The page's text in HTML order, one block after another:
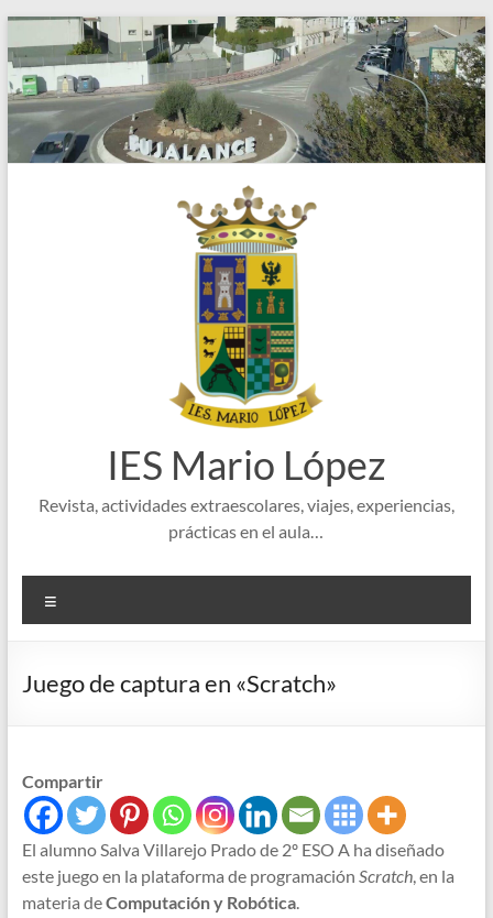
Saltar
al
contenido
IES Mario López
Revista, actividades extraescolares, viajes, experiencias,
prácticas en el aula…
Juego de captura en «Scratch»
Compartir
El alumno Salva Villarejo Prado de 2º ESO A ha diseñado
este juego en la plataforma de programación Scratch, en la
materia deComputación y Robótica.